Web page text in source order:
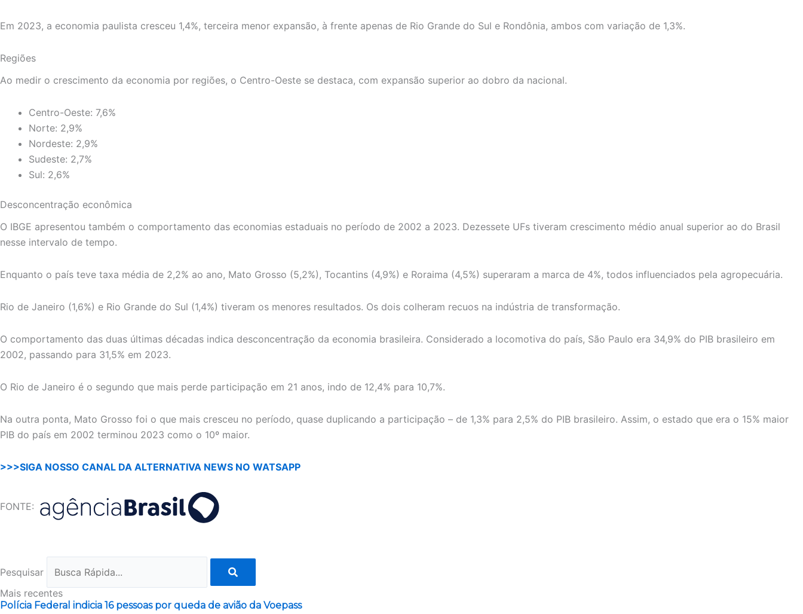
Em 2023, a economia paulista cresceu 1,4%, terceira menor expansão, à frente apenas de Rio Grande do Sul e Rondônia, ambos com variação de 1,3%.
Regiões
Ao medir o crescimento da economia por regiões, o Centro-Oeste se destaca, com expansão superior ao dobro da nacional.
Centro-Oeste: 7,6%
Norte: 2,9%
Nordeste: 2,9%
Sudeste: 2,7%
Sul: 2,6%
Desconcentração econômica
O IBGE apresentou também o comportamento das economias estaduais no período de 2002 a 2023. Dezessete UFs tiveram crescimento médio anual superior ao do Brasil
nesse intervalo de tempo.
Enquanto o país teve taxa média de 2,2% ao ano, Mato Grosso (5,2%), Tocantins (4,9%) e Roraima (4,5%) superaram a marca de 4%, todos influenciados pela agropecuária.
Rio de Janeiro (1,6%) e Rio Grande do Sul (1,4%) tiveram os menores resultados. Os dois colheram recuos na indústria de transformação.
O comportamento das duas últimas décadas indica desconcentração da economia brasileira. Considerado a locomotiva do país, São Paulo era 34,9% do PIB brasileiro em
2002, passando para 31,5% em 2023.
O Rio de Janeiro é o segundo que mais perde participação em 21 anos, indo de 12,4% para 10,7%.
Na outra ponta, Mato Grosso foi o que mais cresceu no período, quase duplicando a participação – de 1,3% para 2,5% do PIB brasileiro. Assim, o estado que era o 15% maior
PIB do país em 2002 terminou 2023 como o 10º maior.
>>>SIGA NOSSO CANAL DA ALTERNATIVA NEWS NO WATSAPP
FONTE:
Pesquisar
Mais recentes
Polícia Federal indicia 16 pessoas por queda de avião da Voepass